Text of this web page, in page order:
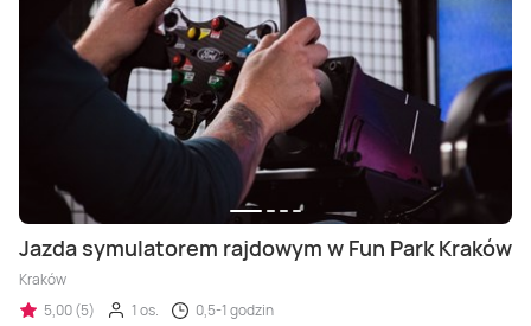
Jazda symulatorem rajdowym w Fun Park Kraków
Kraków
5,00 (5)
1 os. 0,5-1 godzin